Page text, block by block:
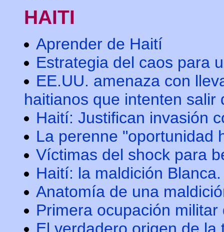
HAITI
Aprender de Haití
Estrategia del caos para
EE.UU. amenaza con
haitianos que intenten salir
Haití: Justifican invasión
La perenne "oportunidad
Víctimas del shock para
Haití: la maldición
Anatomía de una
Primera ocupación